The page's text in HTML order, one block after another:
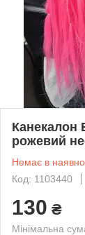
Канекалон
рожевий
Немає в
Код: 1103440
130 ₴
Мінімальна